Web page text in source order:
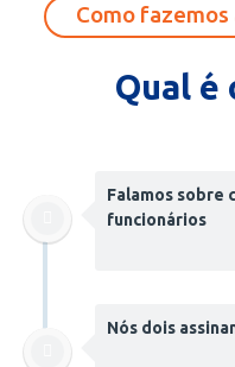
Como
Qual é
Falamos sobre
funcionários
Nós dois